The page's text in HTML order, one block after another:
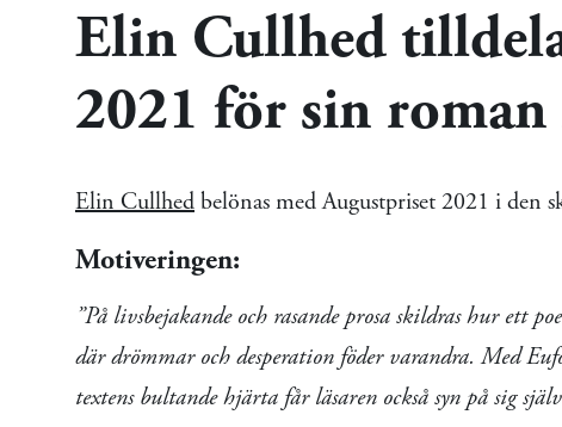
Elin Cullhed
2021 för sin
Elin Cullhed belönas med Augustpriset 2021 i den
Motiveringen:
”På livsbejakande och rasande prosa skildras hur ett
där drömmar och desperation föder varandra. Med
textens bultande hjärta får läsaren också syn på sig